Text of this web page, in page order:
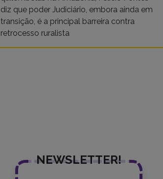
diz que poder Judiciário, embora ainda em
transição, é a principal barreira contra
retrocesso ruralista
NEWSLETTER!